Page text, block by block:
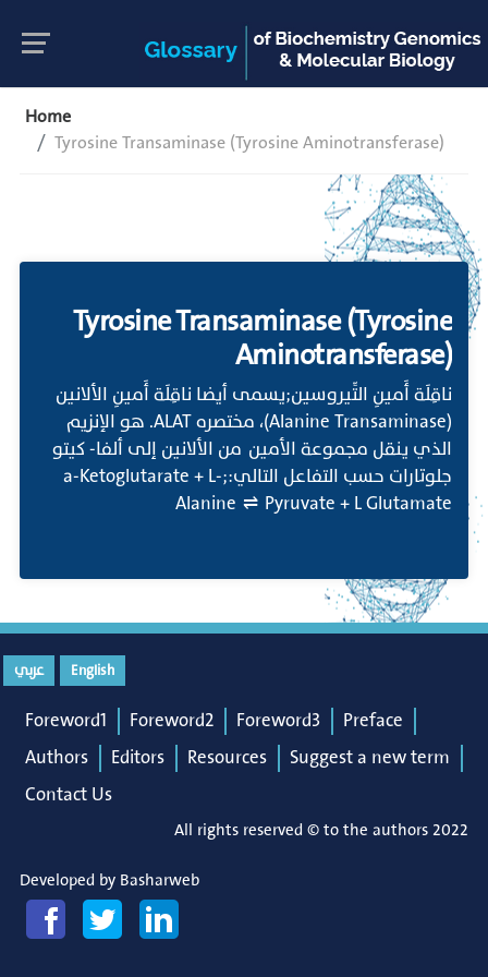
Home
Tyrosine Transaminase (Tyrosine Aminotransferase)
Tyrosine Transaminase (Tyrosine
Aminotransferase)
ناقِلَة أَمينِ التِّيروسين;يسمى أيضا ناقِلَة أَمينِ الألانين
(Alanine Transaminase)، مختصره ALAT. هو الإنزيم
الذي ينقل مجموعة الأمين من الألانين إلى ألفا- كيتو
جلوتارات حسب التفاعل التالي:;a-Ketoglutarate + L-
Alanine ⇌ Pyruvate + L Glutamate
English عربي
Foreword1 Foreword2 Foreword3
Preface
Authors
Editors Resources
Suggest a new term
Contact Us
All rights reserved © to the authors 2022
Developed by Basharweb